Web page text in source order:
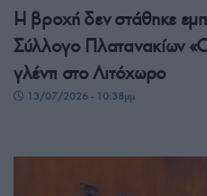
Η βροχή δεν στάθηκε
Σύλλογο Πλατανακίων
γλέντι στο Λιτόχωρο
13/07/2026 - 10:38μμ